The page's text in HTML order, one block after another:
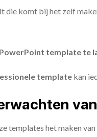
komt bij het zelf
template te
template kan
templates het maken